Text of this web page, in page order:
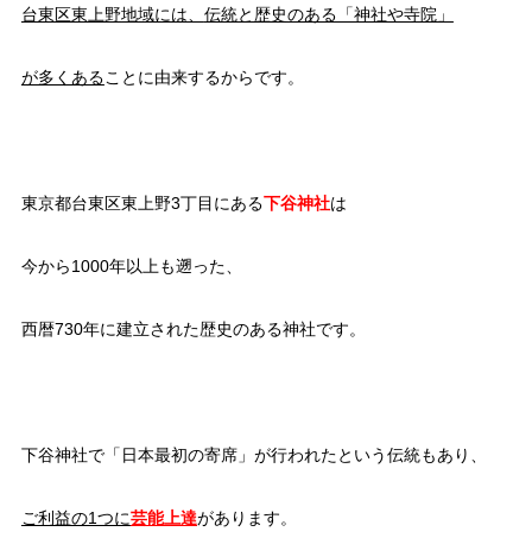
台東区東上野地域には、 伝統と歴史のある「神社や寺院」
が多くあることに由来するからです。
東京都台東区東上野3丁目にある下谷神社は
今から1000年以上も遡った、
西暦730年に建立された歴史のある神社です。
下谷神社で「日本最初の寄席」が行われたという伝統もあり、
ご利益の1つに芸能上達があります。